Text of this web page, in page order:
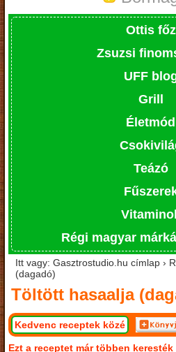
Ottis főz
Zsuzsi
UFF
Grill
Életmód
Teázó
Régi magyar
Itt vagy: Gasztrostudio.hu címlap ›
(dagadó)
Töltött hasaalja
Kedvenc receptek közé
Ezt a receptet már többen